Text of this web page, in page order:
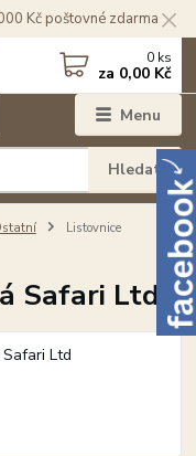
Kč poštovné zdarma
Menu
Hledat
0 ks
za 0,00 Kč
Listovnice
Safari Ltd